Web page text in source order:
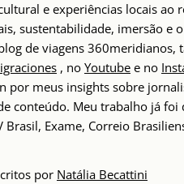
e experiências locais ao
sustentabilidade, imersão e
de viagens
, no Youtube e no
por meus insights sobre
conteúdo. Meu trabalho já foi
Brasil, Exame, Correio
por Natália Becattini